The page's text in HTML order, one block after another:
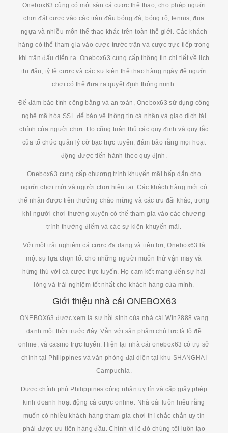
Onebox63 cũng có một sàn cá cược thể thao, cho phép người
chơi đặt cược vào các trận đấu bóng đá, bóng rổ, tennis, đua
ngựa và nhiều môn thể thao khác trên toàn thế giới. Các khách
hàng có thể tham gia vào cược trước trận và cược trực tiếp trong
khi trận đấu diễn ra. Onebox63 cung cấp thông tin chi tiết về lịch
thi đấu, tỷ lệ cược và các sự kiện thể thao hàng ngày để người
chơi có thể đưa ra quyết định thông minh.
Để đảm bảo tính công bằng và an toàn, Onebox63 sử dụng công
nghệ mã hóa SSL để bảo vệ thông tin cá nhân và giao dịch tài
chính của người chơi. Họ cũng tuân thủ các quy định và quy tắc
của tổ chức quản lý cờ bạc trực tuyến, đảm bảo rằng mọi hoạt
động được tiến hành theo quy định.
Onebox63 cung cấp chương trình khuyến mãi hấp dẫn cho
người chơi mới và người chơi hiện tại. Các khách hàng mới có
thể nhận được tiền thưởng chào mừng và các ưu đãi khác, trong
khi người chơi thường xuyên có thể tham gia vào các chương
trình thưởng điểm và các sự kiện khuyến mãi.
Với một trải nghiệm cá cược đa dạng và tiện lợi, Onebox63 là
một sự lựa chọn tốt cho những người muốn thử vận may và
hứng thú với cá cược trực tuyến. Họ cam kết mang đến sự hài
lòng và trải nghiệm tốt nhất cho khách hàng của mình.
Giới thiệu nhà cái ONEBOX63
ONEBOX63 được xem là sự hồi sinh của nhà cái Win2888 vang
danh một thời trước đây. Vẫn với sản phẩm chủ lực là lô đề
online, và casino trực tuyến. Hiện tại nhà cái onebox63 có trụ sở
chính tại Philippines và văn phòng đại diện tại khu SHANGHAI
Campuchia.
Được chính phủ Philippines công nhận uy tín và cấp giấy phép
kinh doanh hoạt động cá cược online. Nhà cái luôn hiểu rằng
muốn có nhiều khách hàng tham gia chơi thì chắc chắn uy tín
phải được ưu tiên hàng đầu. Chính vì lẽ đó chúng tôi luôn tạo